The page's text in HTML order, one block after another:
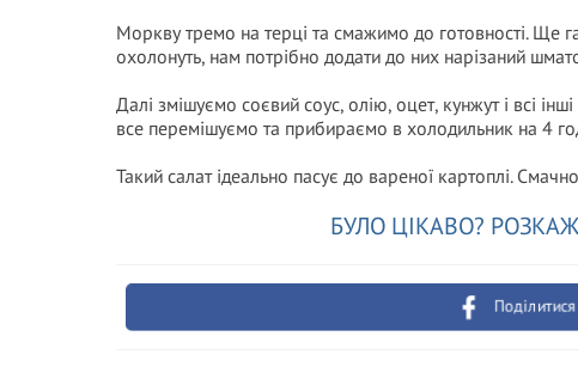
Моркву тремо на терці та смажимо до готовності. Ще
охолонуть, нам потрібно додати до них нарізаний
Далі змішуємо соєвий соус, олію, оцет, кунжут і всі
все перемішуємо та прибираємо в холодильник на 4
Такий салат ідеально пасує до вареної картоплі.
БУЛО ЦІКАВО?